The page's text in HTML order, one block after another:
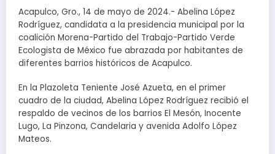
Acapulco, Gro., 14 de mayo de 2024.- Abelina López
Rodríguez, candidata a la presidencia municipal por la
coalición Morena-Partido del Trabajo-Partido Verde
Ecologista de México fue abrazada por habitantes de
diferentes barrios históricos de Acapulco.
En la Plazoleta Teniente José Azueta, en el primer
cuadro de la ciudad, Abelina López Rodríguez recibió el
respaldo de vecinos de los barrios El Mesón, Inocente
Lugo, La Pinzona, Candelaria y avenida Adolfo López
Mateos.